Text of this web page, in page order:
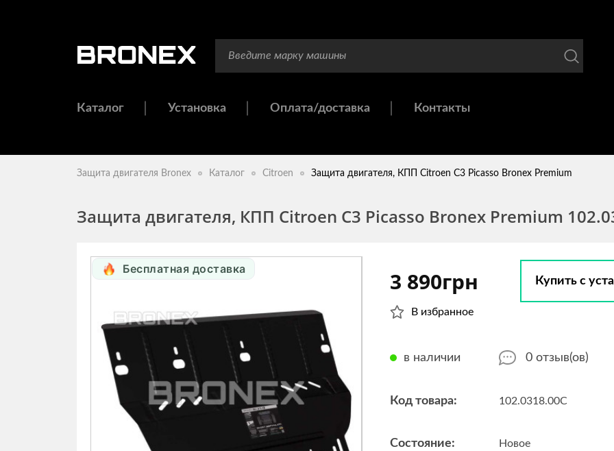
Каталог Установка Оплата/доставка Контакты
Защита двигателя Bronex Каталог Citroen Защита двигателя, КПП Citroen C3 Picasso Bronex Premium
Защита двигателя, КПП Citroen C3 Picasso Bronex Premium
Бесплатная доставка 3 890грн
В избранное
Купить с
в наличии 0 отзыв(ов)
Код товара: 102.0318.00C
Состояние: Новое